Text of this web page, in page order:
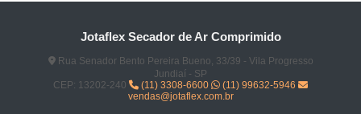
Jotaflex Secador de Ar Comprimido
Rua Senador Bento Pereira Bueno, 33/39 - Vila Progresso
Jundiaí - SP
CEP: 13202-240
(11) 3308-6600
(11) 99632-5946
vendas@jotaflex.com.br